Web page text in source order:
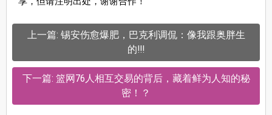
上一篇: 锡安伤愈爆肥，巴克利调侃：像我跟奥胖生
的!!!
下一篇: 篮网76人相互交易的背后，藏着鲜为人知的秘
密！？